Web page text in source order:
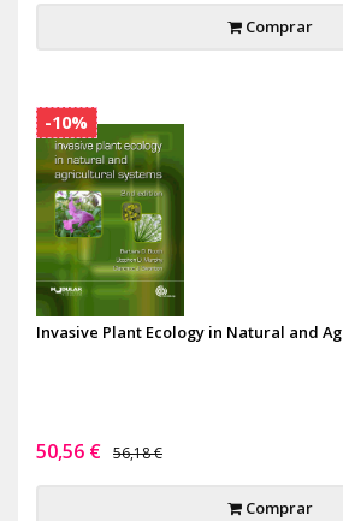
Comprar
Invasive Plant Ecology in Natural and
50,56 € 56,18 €
Comprar
-10%